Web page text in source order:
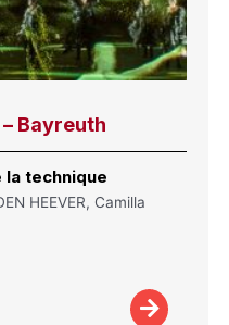
– Bayreuth
la technique
HEEVER, Camilla